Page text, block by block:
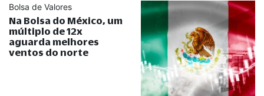
Bolsa de Valores
Na Bolsa do México, um
múltiplo de 12x
aguarda melhores
ventos do norte